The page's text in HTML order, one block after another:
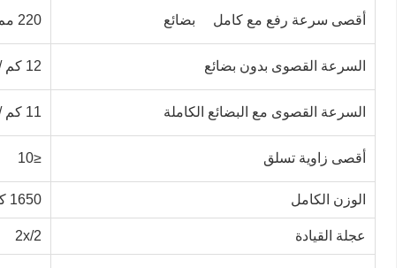
أقصى سرعة رفع مع كامل بضائع 220 مم / ثانية
السرعة القصوى بدون بضائع 12 كم / ساعة
السرعة القصوى مع البضائع الكاملة 11 كم / ساعة
أقصى زاوية تسلق ≤10
الوزن الكامل 1650 كجم
عجلة القيادة 2x/2